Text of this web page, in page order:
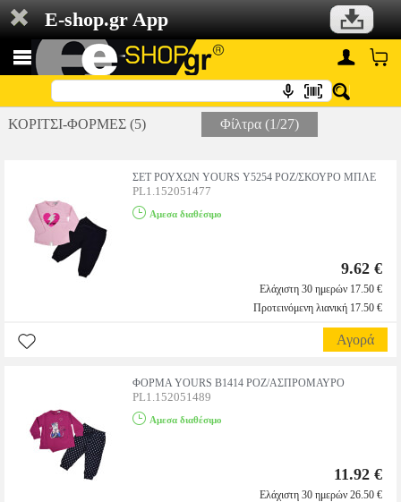
E-shop.gr App
ΚΟΡΙΤΣΙ-ΦΟΡΜΕΣ (5) Φίλτρα (1/27)
ΣΕΤ ΡΟΥΧΩΝ YOURS Y5254 ΡΟΖ/ΣΚΟΥΡΟ ΜΠΛΕ
PL1.152051477
Αμεσα διαθέσιμο
9.62 €
Ελάχιστη 30 ημερών 17.50 €
Προτεινόμενη λιανική 17.50 €
Αγορά
ΦΟΡΜΑ YOURS B1414 ΡΟΖ/ΑΣΠΡΟΜΑΥΡΟ
PL1.152051489
Αμεσα διαθέσιμο
11.92 €
Ελάχιστη 30 ημερών 26.50 €